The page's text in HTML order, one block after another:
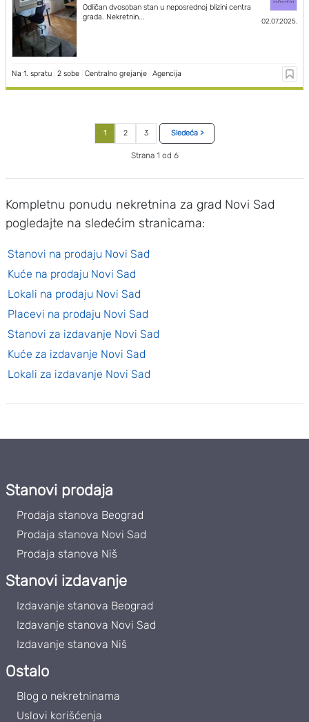
Odličan dvosoban stan u neposrednoj blizini centra
grada. Nekretnin...
02.07.2025.
Na 1. spratu 2 sobe Centralno grejanje Agencija
1 2 3 Sledeća >
Strana 1 od 6
Kompletnu ponudu nekretnina za grad Novi Sad
pogledajte na sledećim stranicama:
Stanovi na prodaju Novi Sad
Kuće na prodaju Novi Sad
Lokali na prodaju Novi Sad
Placevi na prodaju Novi Sad
Stanovi za izdavanje Novi Sad
Kuće za izdavanje Novi Sad
Lokali za izdavanje Novi Sad
Stanovi prodaja
Prodaja stanova Beograd
Prodaja stanova Novi Sad
Prodaja stanova Niš
Stanovi izdavanje
Izdavanje stanova Beograd
Izdavanje stanova Novi Sad
Izdavanje stanova Niš
Ostalo
Blog o nekretninama
Uslovi korišćenja